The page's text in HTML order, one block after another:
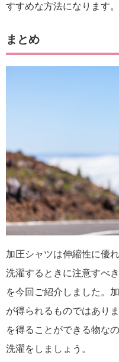
すすめな方法になります。
まとめ
加圧シャツは伸縮性に優
洗濯するときに注意すべ
を今回ご紹介しました。
が得られるものではあり
を得ることができる物な
洗濯をしましょう。